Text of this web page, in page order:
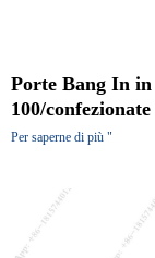
Porte Bang In
100/
Per saperne di più "